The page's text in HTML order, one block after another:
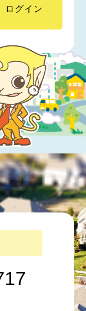
ログイン